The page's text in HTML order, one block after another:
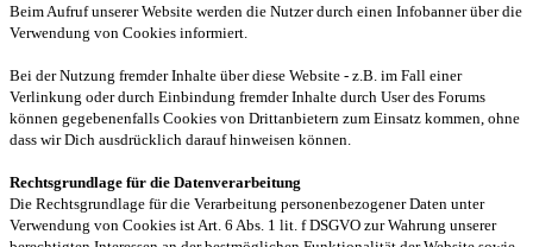
Beim Aufruf unserer Website werden die Nutzer durch einen Infobanner über die
Verwendung von Cookies informiert.
Bei der Nutzung fremder Inhalte über diese Website - z.B. im Fall einer
Verlinkung oder durch Einbindung fremder Inhalte durch User des Forums
können gegebenenfalls Cookies von Drittanbietern zum Einsatz kommen, ohne
dass wir Dich ausdrücklich darauf hinweisen können.
Rechtsgrundlage für die Datenverarbeitung
Die Rechtsgrundlage für die Verarbeitung personenbezogener Daten unter
Verwendung von Cookies ist Art. 6 Abs. 1 lit. f DSGVO zur Wahrung unserer